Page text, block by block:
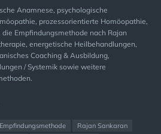
Anamnese, psychologische
prozessorientierte Homöopathie,
Empfindungsmethode nach Rajan
energetische Heilbehandlungen,
Coaching & Ausbildung,
/ Systemik sowie weitere
Empfindungsmethode
Rajan Sankaran